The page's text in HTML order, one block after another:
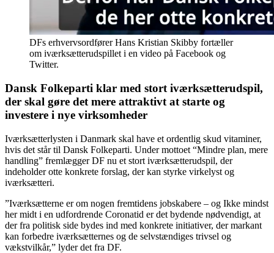
DFs erhvervsordfører Hans Kristian Skibby fortæller
om iværksætterudspillet i en video på Facebook og
Twitter.
Dansk Folkeparti klar med stort iværksætterudspil,
der skal gøre det mere attraktivt at starte og
investere i nye virksomheder
Iværksætterlysten i Danmark skal have et ordentlig skud vitaminer,
hvis det står til Dansk Folkeparti. Under mottoet “Mindre plan, mere
handling” fremlægger DF nu et stort iværksætterudspil, der
indeholder otte konkrete forslag, der kan styrke virkelyst og
iværksætteri.
”Iværksætterne er om nogen fremtidens jobskabere – og Ikke mindst
her midt i en udfordrende Coronatid er det bydende nødvendigt, at
der fra politisk side bydes ind med konkrete initiativer, der markant
kan forbedre iværksætternes og de selvstændiges trivsel og
vækstvilkår,” lyder det fra DF.